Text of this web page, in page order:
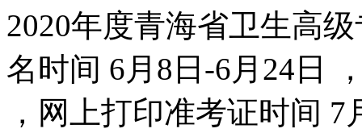
2020年度青海省卫生高
名时间 6月8日-6月24日
，网上打印准考证时间